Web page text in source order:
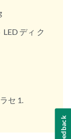
ディ ク
セ 1.
Feedback